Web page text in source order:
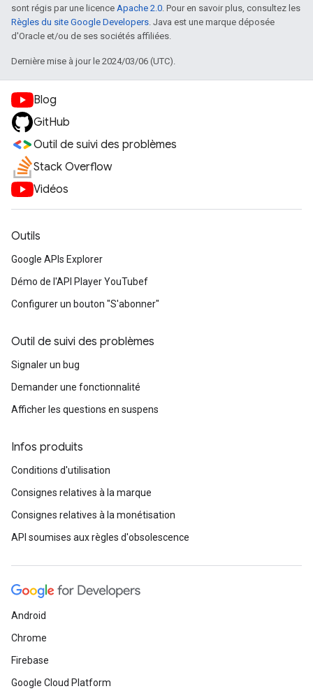
sont régis par une licence Apache 2.0. Pour en savoir plus, consultez les
Règles du site Google Developers. Java est une marque déposée
d'Oracle et/ou de ses sociétés affiliées.
Dernière mise à jour le 2024/03/06 (UTC).
Blog
GitHub
Outil de suivi des problèmes
Stack Overflow
Vidéos
Outils
Google APIs Explorer
Démo de l'API Player YouTubef
Configurer un bouton "S'abonner"
Outil de suivi des problèmes
Signaler un bug
Demander une fonctionnalité
Afficher les questions en suspens
Infos produits
Conditions d'utilisation
Consignes relatives à la marque
Consignes relatives à la monétisation
API soumises aux règles d'obsolescence
Android
Chrome
Firebase
Google Cloud Platform